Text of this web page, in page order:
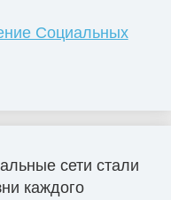
Социальных
сети стали
каждого